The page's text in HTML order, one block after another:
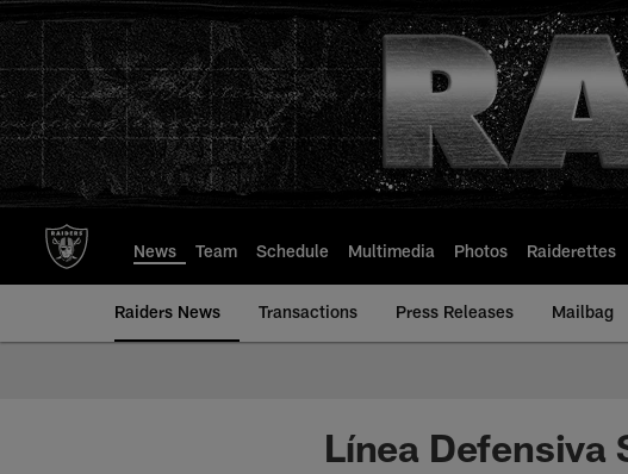
to
main
content
News Team Schedule Multimedia Photos Raiderettes
Raiders News Transactions Press Releases Mailbag
Línea Defensiva